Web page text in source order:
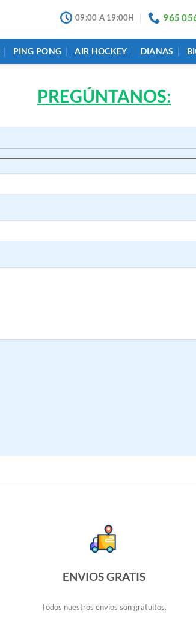
09:00 A 19:00H 965
PING PONG AIR HOCKEY DIANAS
PREGÚNTANOS:
ENVIOS GRATIS
Todos nuestros envios son gratuitos.